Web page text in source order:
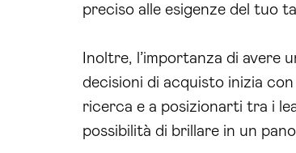
preciso alle esigenze del tuo
Inoltre, l’importanza di avere
decisioni di acquisto inizia
ricerca e a posizionarti tra i
possibilità di brillare in un